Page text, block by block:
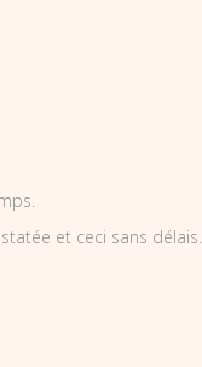
et ceci sans délais.